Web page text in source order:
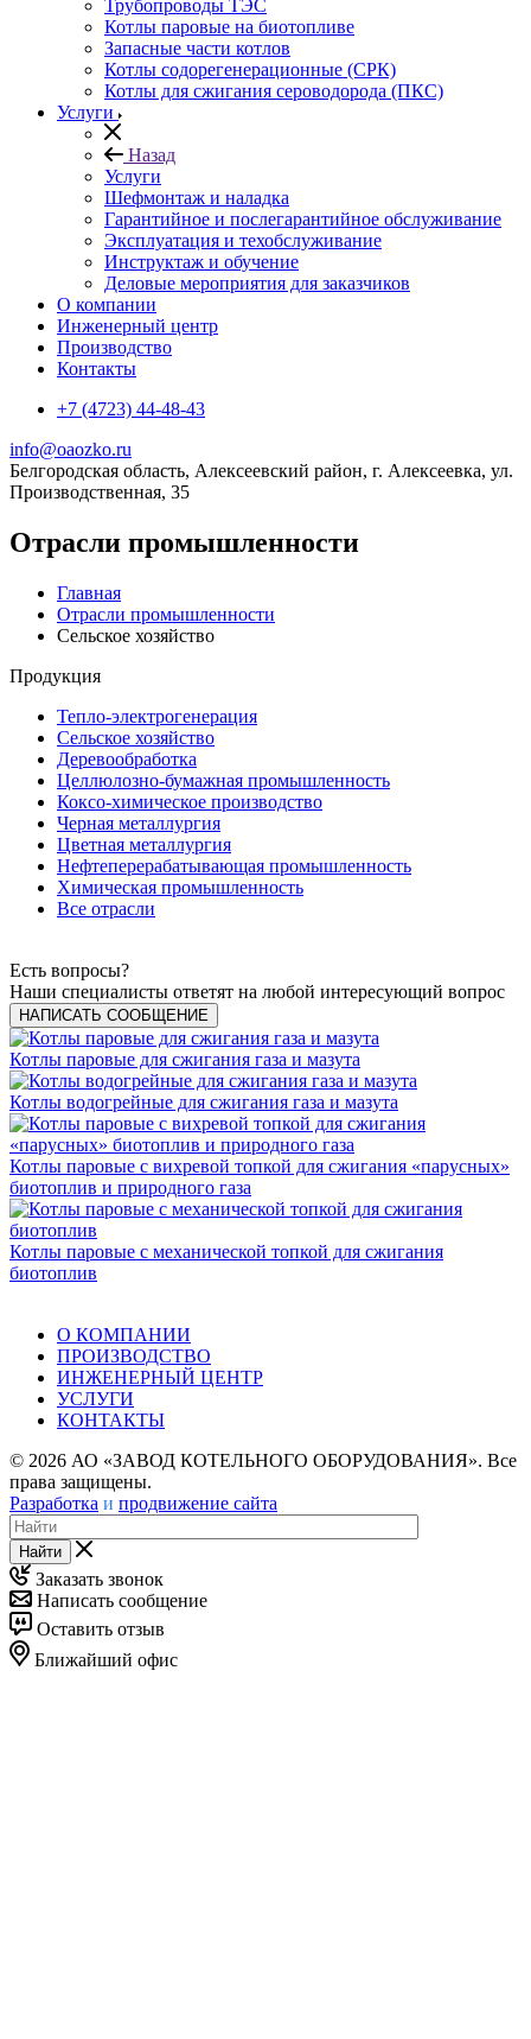
Трубопроводы ТЭС
Котлы паровые на биотопливе
Запасные части котлов
Котлы содорегенерационные (СРК)
Котлы для сжигания сероводорода (ПКС)
Услуги
Назад
Услуги
Шефмонтаж и наладка
Гарантийное и послегарантийное обслуживание
Эксплуатация и техобслуживание
Инструктаж и обучение
Деловые мероприятия для заказчиков
О компании
Инженерный центр
Производство
Контакты
+7 (4723) 44-48-43
info@oaozko.ru
Белгородская область, Алексеевский район, г. Алексеевка, ул.
Производственная, 35
Отрасли промышленности
Главная
Отрасли промышленности
Сельское хозяйство
Продукция
Тепло-электрогенерация
Сельское хозяйство
Деревообработка
Целлюлозно-бумажная промышленность
Коксо-химическое производство
Черная металлургия
Цветная металлургия
Нефтеперерабатывающая промышленность
Химическая промышленность
Все отрасли
Есть вопросы?
Наши специалисты ответят на любой интересующий вопрос
НАПИСАТЬ СООБЩЕНИЕ
Котлы паровые для сжигания газа и мазута
Котлы водогрейные для сжигания газа и мазута
Котлы паровые с вихревой топкой для сжигания «парусных»
биотоплив и природного газа
Котлы паровые с механической топкой для сжигания
биотоплив
О КОМПАНИИ
ПРОИЗВОДСТВО
ИНЖЕНЕРНЫЙ ЦЕНТР
УСЛУГИ
КОНТАКТЫ
© 2026 АО «ЗАВОД КОТЕЛЬНОГО ОБОРУДОВАНИЯ». Все
права защищены.
Разработка и продвижение сайта
Найти
Заказать звонок
Написать сообщение
Оставить отзыв
Ближайший офис